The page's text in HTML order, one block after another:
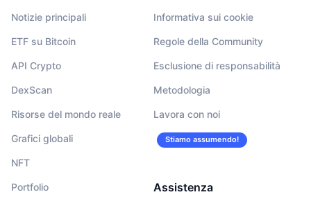
Notizie principali
ETF su Bitcoin
API Crypto
DexScan
Risorse del mondo reale
Grafici globali
NFT
Portfolio
Informativa sui cookie
Regole della Community
Esclusione di responsabilità
Metodologia
Lavora con noi
Stiamo assumendo!
Assistenza